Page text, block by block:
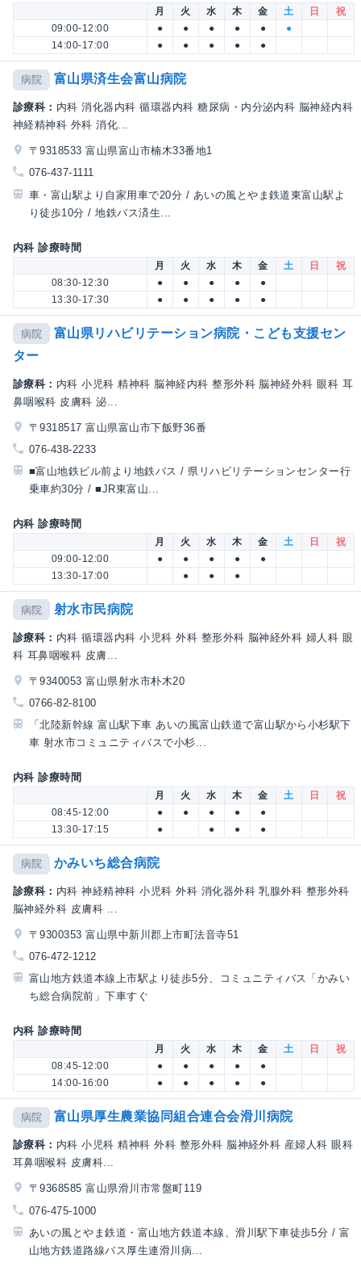
月 火 水 木 金 土 日
祝
09:00-12:00
● ● ● ● ●
●
14:00-17:00
● ● ● ● ●
病院 富山県済生会富山病院
診療科： 内科 消化器内科 循環器内科 糖尿病・内分泌内科 脳神経内科
神経精神科 外科 消化...
〒9318533 富山県富山市楠木33番地1
076-437-1111
車・富山駅より自家用車で20分 / あいの風とやま鉄道東富山駅よ
り徒歩10分 / 地鉄バス済生...
内科 診療時間
月 火 水 木 金 土 日
祝
08:30-12:30
● ● ● ●
●
13:30-17:30
● ● ● ● ●
病院
富山県リハビリテーション病院・こども支援セン
ター
診療科： 内科 小児科 精神科 脳神経内科 整形外科 脳神経外科 眼科 耳
鼻咽喉科 皮膚科 泌...
〒9318517 富山県富山市下飯野36番
076-438-2233
■富山地鉄ビル前より地鉄バス / 県リハビリテーションセンター行
乗車約30分 / ■JR東富山...
内科 診療時間
月 火 水 木 金 土 日
祝
09:00-12:00
● ● ● ●
●
13:30-17:00
● ● ●
病院 射水市民病院
診療科： 内科 循環器内科 小児科 外科 整形外科 脳神経外科 婦人科 眼
科 耳鼻咽喉科 皮膚...
〒9340053 富山県射水市朴木20
0766-82-8100
「北陸新幹線 富山駅下車 あいの風富山鉄道で富山駅から小杉駅下
車 射水市コミュニティバスで小杉...
内科 診療時間
月 火 水 木 金 土 日
祝
08:45-12:00
● ● ● ●
●
13:30-17:15
● ● ● ●
病院 かみいち総合病院
診療科： 内科 神経精神科 小児科 外科 消化器外科 乳腺外科 整形外科
脳神経外科 皮膚科 ...
〒9300353 富山県中新川郡上市町法音寺51
076-472-1212
富山地方鉄道本線上市駅より徒歩5分、コミュニティバス「かみい
ち総合病院前」下車すぐ
内科 診療時間
月 火 水 木 金 土 日
祝
08:45-12:00
● ● ● ●
●
14:00-16:00
● ● ● ● ●
病院 富山県厚生農業協同組合連合会滑川病院
診療科： 内科 小児科 精神科 外科 整形外科 脳神経外科 産婦人科 眼科
耳鼻咽喉科 皮膚科...
〒9368585 富山県滑川市常盤町119
076-475-1000
あいの風とやま鉄道・富山地方鉄道本線、滑川駅下車徒歩5分 / 富
山地方鉄道路線バス厚生連滑川病...